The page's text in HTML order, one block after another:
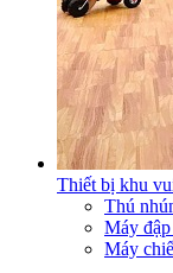
Thiết bị khu
Thú
Máy
Máy